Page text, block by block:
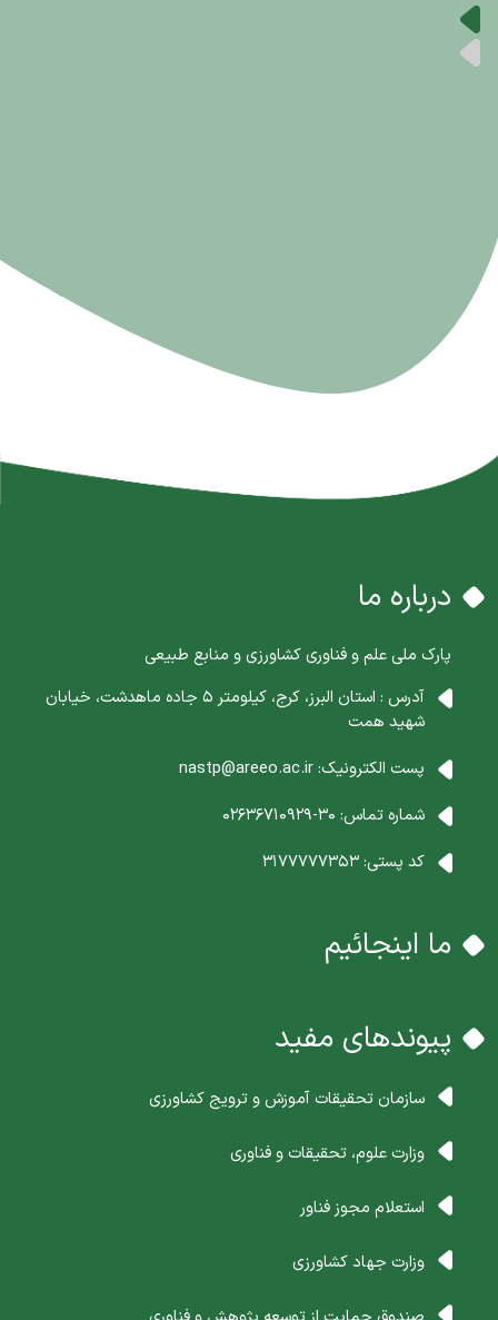
درباره ما
پارک ملی علم و فناوری کشاورزی و منابع طبیعی
آدرس : استان البرز، کرج، کیلومتر 5 جاده ماهدشت، خیابان
شهید همت
پست الکترونیک:nastp@areeo.ac.ir
شماره تماس: 30-02636710929
کد پستی:3177777353
ما اینجائیم
پیوندهای مفید
سازمان تحقیقات آموزش و ترویج کشاورزی
وزارت علوم، تحقیقات و فناوری
استعلام مجوز فناور
وزارت جهاد کشاورزی